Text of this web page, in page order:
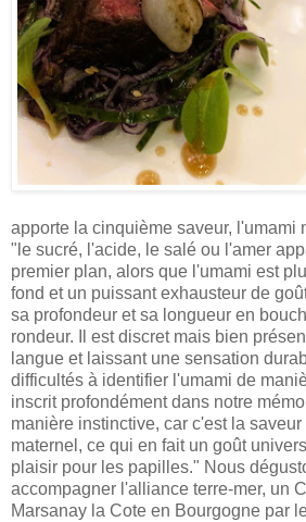
apporte la cinquième saveur, l'umami
"le sucré, l'acide, le salé ou l'amer
premier plan, alors que l'umami est
fond et un puissant exhausteur de
sa profondeur et sa longueur en
rondeur. Il est discret mais bien
langue et laissant une sensation
difficultés à identifier l'umami de
inscrit profondément dans notre
manière instinctive, car c'est la
maternel, ce qui en fait un goût
plaisir pour les papilles." Nous
accompagner l'alliance terre-mer, un
Marsanay la Cote en Bourgogne par